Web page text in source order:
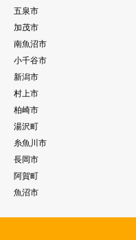
五泉市
加茂市
南魚沼市
小千谷市
新潟市
村上市
柏崎市
湯沢町
糸魚川市
長岡市
阿賀町
魚沼市